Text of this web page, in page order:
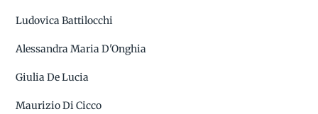
Ludovica Battilocchi
Alessandra Maria D'Onghia
Giulia De Lucia
Maurizio Di Cicco